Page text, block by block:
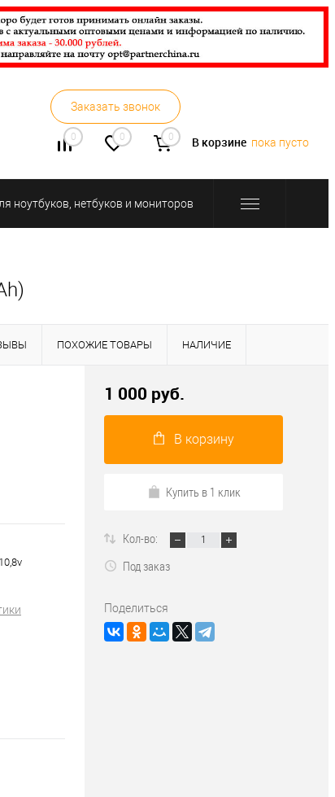
Заказать звонок
0 0 0 В корзине пока пусто
ноутбуков, нетбуков и мониторов
ПОХОЖИЕ ТОВАРЫ НАЛИЧИЕ
1 000 руб.
В корзину
Купить в 1 клик
Кол-во:
Под заказ
Поделиться